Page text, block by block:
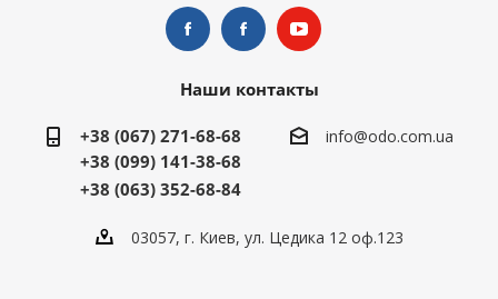
Наши контакты
+38 (067) 271-68-68
+38 (099) 141-38-68
+38 (063) 352-68-84
info@odo.com.ua
03057, г. Киев, ул. Цедика 12 оф.123